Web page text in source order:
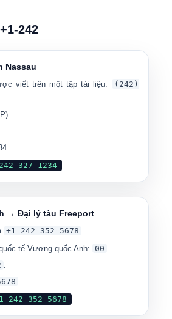
242
Nassau
viết trên một tập tài liệu:
(242)
.
327 1234
→ Đại lý tàu Freeport
+1 242 352 5678 .
tế Vương quốc Anh:
00 .
.
.
242 352 5678